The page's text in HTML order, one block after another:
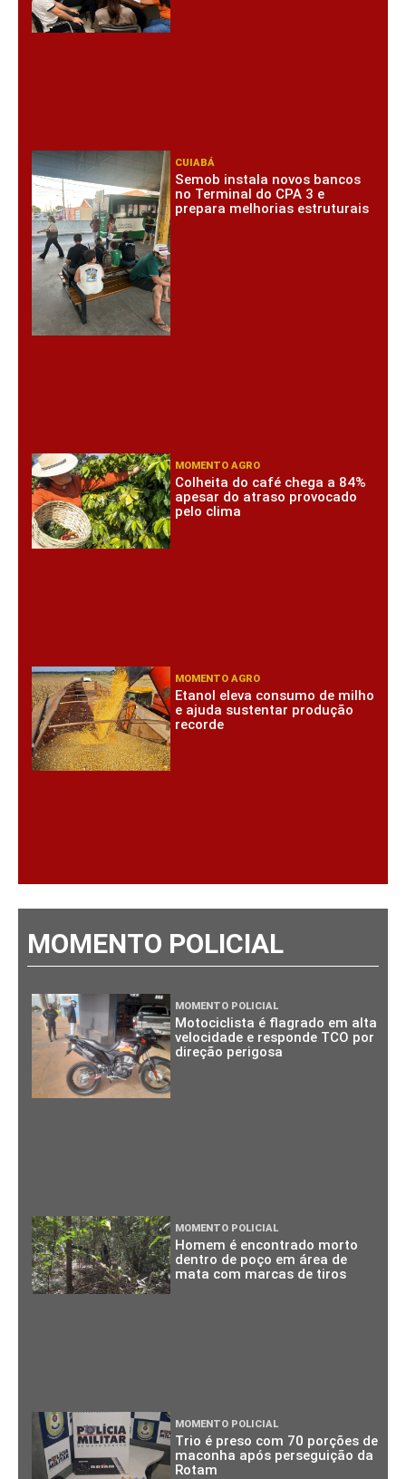
CUIABÁ
Semob instala novos bancos
no Terminal do CPA 3 e
prepara melhorias estruturais
MOMENTO AGRO
Colheita do café chega a 84%
apesar do atraso provocado
pelo clima
MOMENTO AGRO
Etanol eleva consumo de milho
e ajuda sustentar produção
recorde
MOMENTO POLICIAL
MOMENTO POLICIAL
Motociclista é flagrado em alta
velocidade e responde TCO por
direção perigosa
MOMENTO POLICIAL
Homem é encontrado morto
dentro de poço em área de
mata com marcas de tiros
MOMENTO POLICIAL
Trio é preso com 70 porções de
maconha após perseguição da
Rotam